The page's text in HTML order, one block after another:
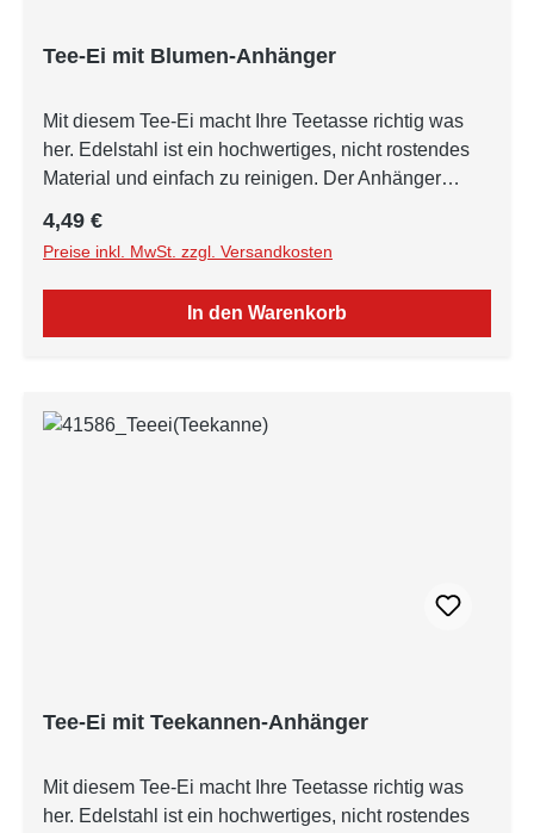
Tee-Ei mit Blumen-Anhänger
Mit diesem Tee-Ei macht Ihre Teetasse richtig was
her. Edelstahl ist ein hochwertiges, nicht rostendes
Material und einfach zu reinigen. Der Anhänger
Regulärer Preis:
4,49 €
Preise inkl. MwSt. zzgl. Versandkosten
In den Warenkorb
Tee-Ei mit Teekannen-Anhänger
Mit diesem Tee-Ei macht Ihre Teetasse richtig was
her. Edelstahl ist ein hochwertiges, nicht rostendes